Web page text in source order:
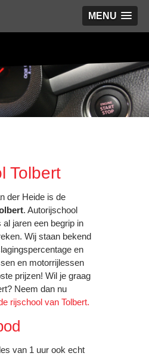
MENU
Tolbert
der Heide is de
. Autorijschool
jaren een begrip in
Wij staan bekend
en
en motorrijlessen
prijzen! Wil je graag
Neem dan nu
rijschool van Tolbert.
van 1 uur ook echt